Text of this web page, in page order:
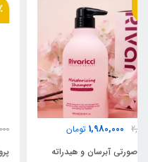
19٪
2,200,000
1,800,000
پروتئین گلد A سکرت Protein